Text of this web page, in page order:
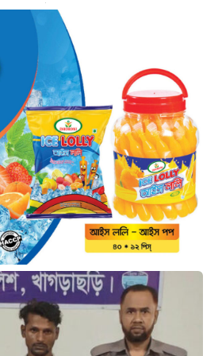
১৩ ঘণ্টা আগে
জোরারগঞ্জ থানা পুলিশের বিশেষ
অভিযান কক্সবাজারের পুরনো মাদক
কারবারি গ্রেফতার
১৩ ঘণ্টা আগে
ঢাকা চট্টগ্রাম মহাসড়ক স্টার লাইন
বাসের ধাক্কায় অটোরিকশা চালক নিহত
১৩ ঘণ্টা আগে
হামে আরও ৬ শিশুর মৃত্যু, নতুন করে
আক্রান্ত ৮৫ জন
১৬ ঘণ্টা আগে
মরণফাঁদ সুনামগঞ্জ সড়ক: মাঝরাস্তায়
খুঁটি, দেড় বছরে শতাধিক দুর্ঘটনা
১৬ ঘণ্টা আগে
‘সচিবালয় অভিমুখে ১১ দলীয় ঐক্যের